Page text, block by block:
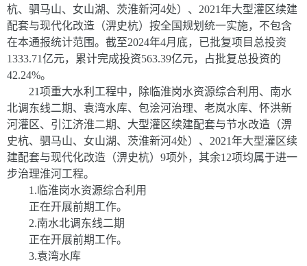
杭、驷马山、女山湖、茨淮新河4处）、 2021年大型灌区续建
配套与现代化改造（淠史杭） 按全国规划统一实施， 不包含
在本通报统计范围。截至2024年4月底， 已批复项目总投资
1333.71亿元，累计完成投资563.39亿元，占批复总投资的
42.24%。
21项重大水利工程中，除临淮岗水资源综合利用、南水
北调东线二期、袁湾水库、包浍河治理、老岚水库、怀洪新
河灌区、引江济淮二期、大型灌区续建配套与节水改造（淠
史杭、驷马山、女山湖、茨淮新河4处）、 2021年大型灌区续
建配套与现代化改造（淠史杭） 9项外，其余12项均属于进一
步治理淮河工程。
1. 临淮岗水资源综合利用
正在开展前期工作。
2.南水北调东线二期
正在开展前期工作。
3.袁湾水库